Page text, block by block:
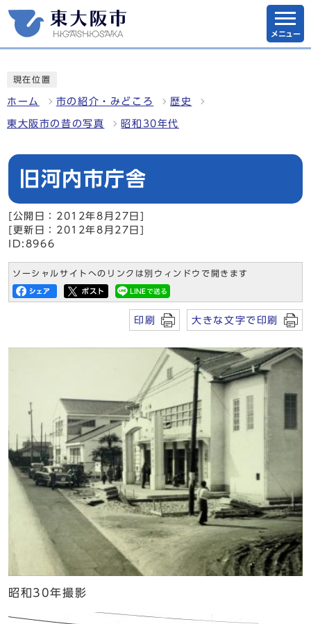
メニュー
現在位置
ホーム 市の紹介・みどころ 歴史
東大阪市の昔の写真 昭和30年代
旧河内市庁舎
[公開日：2012年8月27日]
[更新日：2012年8月27日]
ID:8966
ソーシャルサイトへのリンクは別ウィンドウで開きます
印刷 大きな文字で印刷
昭和30年撮影